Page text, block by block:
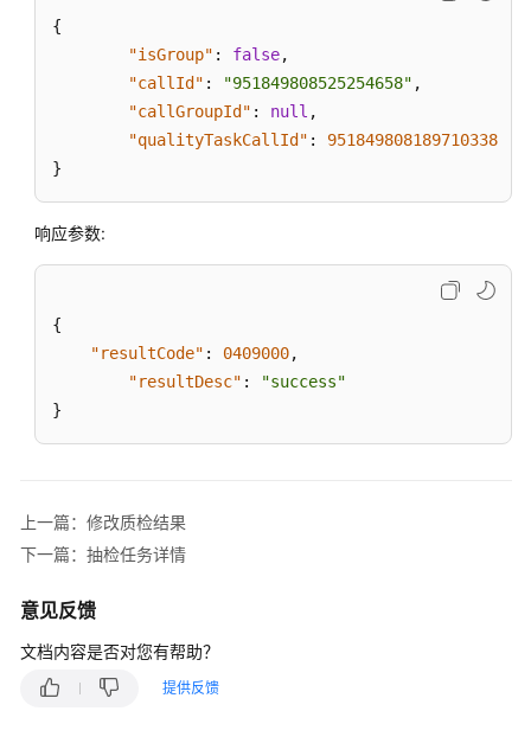
知
能
成
检
分
{
"isGroup" : false,
"callId" : "951849808525254658" ,
"callGroupId" : null ,
"qualityTaskCallId" :
951849808189710338
}
响应参数:
{
"resultCode" : 0409000,
"resultDesc" :
"success"
}
上一篇：修改质检结果
下一篇：抽检任务详情
意见反馈
文档内容是否对您有帮助？
提供反馈